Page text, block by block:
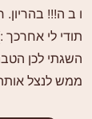
ו ב ה!!! בהריון.
תודי לי אחרכך
השגתי לכן
ממש לנצל